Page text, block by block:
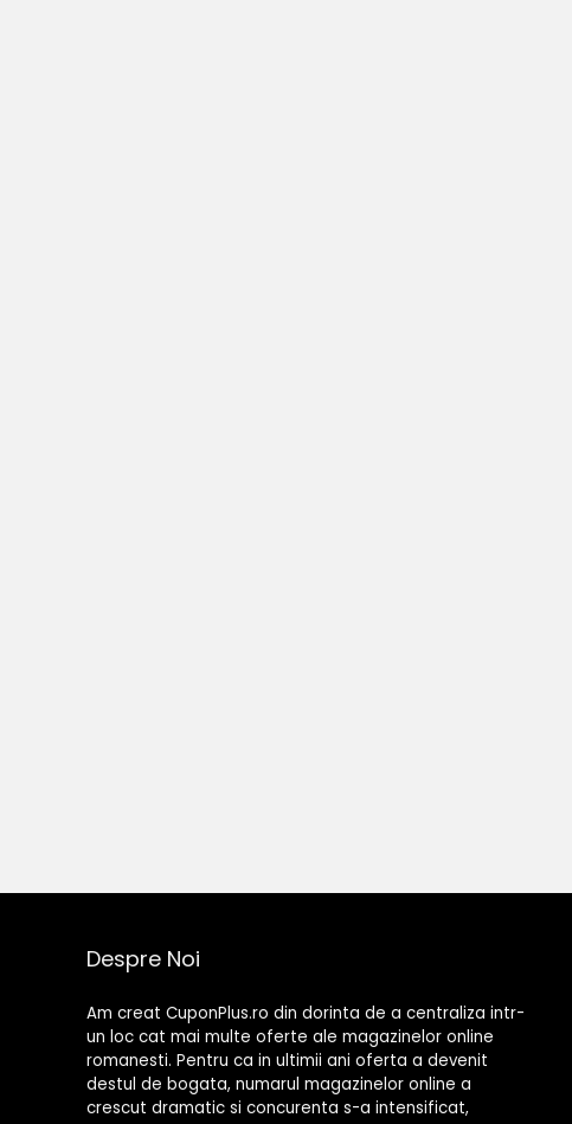
Despre Noi
Am creat CuponPlus.ro din dorinta de a centraliza intr-
un loc cat mai multe oferte ale magazinelor online
romanesti. Pentru ca in ultimii ani oferta a devenit
destul de bogata, numarul magazinelor online a
crescut dramatic si concurenta s-a intensificat,